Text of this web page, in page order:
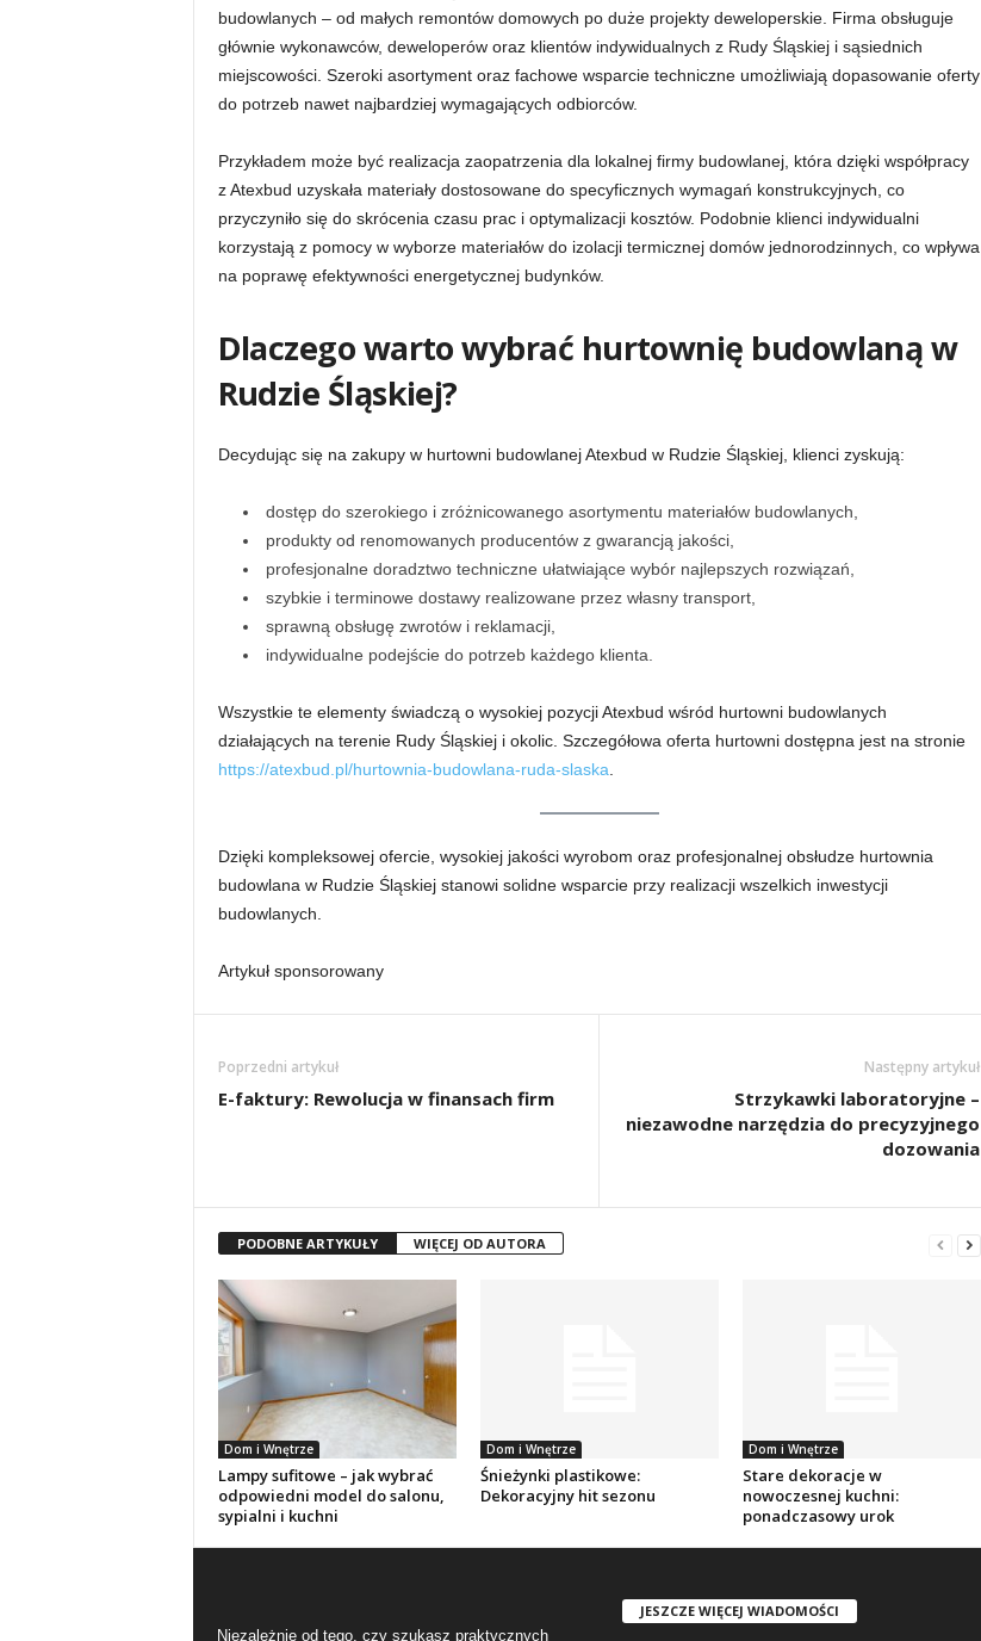
budowlanych – od małych remontów domowych po duże projekty deweloperskie. Firma obsługuje
głównie wykonawców, deweloperów oraz klientów indywidualnych z Rudy Śląskiej i sąsiednich
miejscowości. Szeroki asortyment oraz fachowe wsparcie techniczne umożliwiają dopasowanie oferty
do potrzeb nawet najbardziej wymagających odbiorców.
Przykładem może być realizacja zaopatrzenia dla lokalnej firmy budowlanej, która dzięki współpracy
z Atexbud uzyskała materiały dostosowane do specyficznych wymagań konstrukcyjnych, co
przyczyniło się do skrócenia czasu prac i optymalizacji kosztów. Podobnie klienci indywidualni
korzystają z pomocy w wyborze materiałów do izolacji termicznej domów jednorodzinnych, co wpływa
na poprawę efektywności energetycznej budynków.
Dlaczego warto wybrać hurtownię budowlaną w
Rudzie Śląskiej?
Decydując się na zakupy w hurtowni budowlanej Atexbud w Rudzie Śląskiej, klienci zyskują:
dostęp do szerokiego i zróżnicowanego asortymentu materiałów budowlanych,
produkty od renomowanych producentów z gwarancją jakości,
profesjonalne doradztwo techniczne ułatwiające wybór najlepszych rozwiązań,
szybkie i terminowe dostawy realizowane przez własny transport,
sprawną obsługę zwrotów i reklamacji,
indywidualne podejście do potrzeb każdego klienta.
Wszystkie te elementy świadczą o wysokiej pozycji Atexbud wśród hurtowni budowlanych
działających na terenie Rudy Śląskiej i okolic. Szczegółowa oferta hurtowni dostępna jest na stronie
https://atexbud.pl/hurtownia-budowlana-ruda-slaska
Dzięki kompleksowej ofercie, wysokiej jakości wyrobom oraz profesjonalnej obsłudze hurtownia
budowlana w Rudzie Śląskiej stanowi solidne wsparcie przy realizacji wszelkich inwestycji
budowlanych.
Artykuł sponsorowany
Poprzedni artykuł
E-faktury: Rewolucja w finansach firm
Następny artykuł
Strzykawki laboratoryjne –
niezawodne narzędzia do precyzyjnego
dozowania
PODOBNE ARTYKUŁY WIĘCEJ OD AUTORA
Dom i Wnętrze
Lampy sufitowe – jak wybrać
odpowiedni model do salonu,
sypialni i kuchni
Dom i Wnętrze
Śnieżynki plastikowe:
Dekoracyjny hit sezonu
Dom i Wnętrze
Stare dekoracje w
nowoczesnej kuchni:
ponadczasowy urok
Niezależnie od tego, czy szukasz praktycznych
JESZCZE WIĘCEJ WIADOMOŚCI